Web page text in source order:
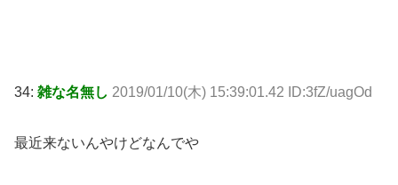
34: 雑な名無し 2019/01/10(木) 15:39:01.42 ID:3fZ/uagOd
最近来ないんやけどなんでや